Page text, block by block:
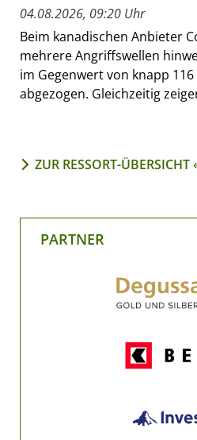
04.08.2026, 09:20 Uhr
Beim kanadischen Anbieter
mehrere Angriffswellen
im Gegenwert von knapp
abgezogen. Gleichzeitig
ZUR RESSORT-
PARTNER